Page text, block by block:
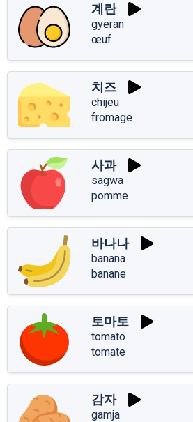
계란
gyeran
œuf
치즈
chijeu
fromage
사과
sagwa
pomme
바나나
banana
banane
토마토
tomato
tomate
감자
gamja